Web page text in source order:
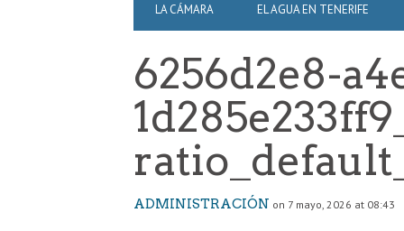
NAVIGATION
LA CÁMARA EL AGUA EN TENERIFE
6256d2e8-
ADMINISTRACIÓN on 7 mayo, 2026 at 08:43